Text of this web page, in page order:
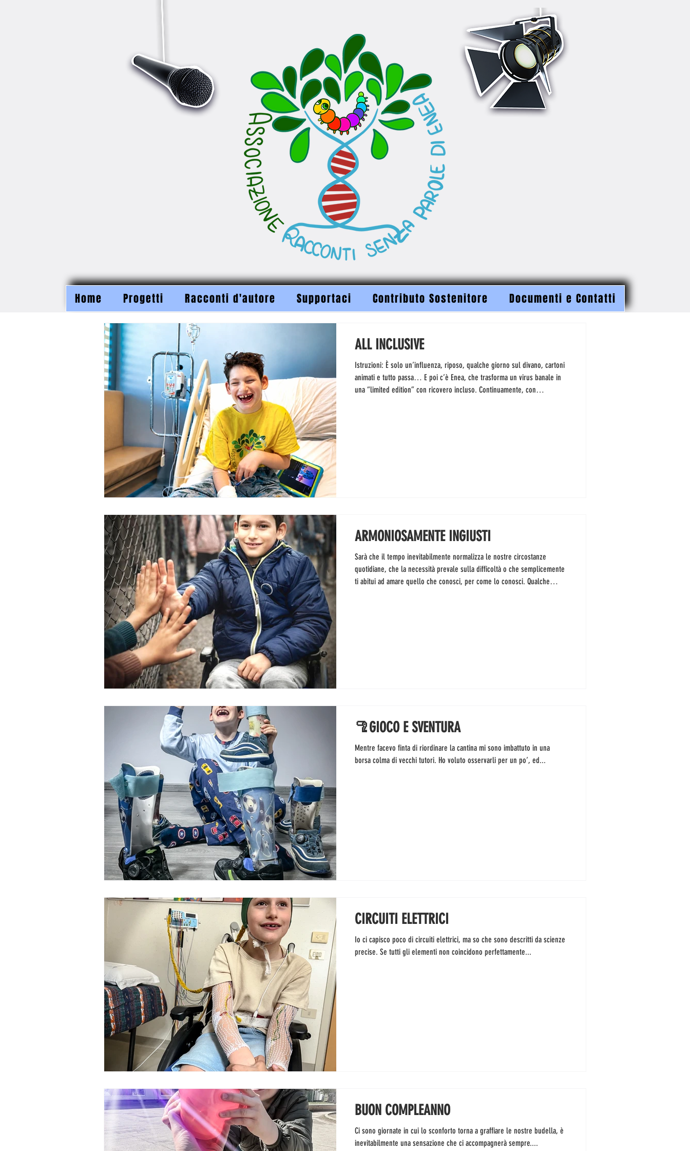
Home Progetti Racconti d'autore Supportaci Contributo Sostenitore Documenti e Contatti
ALL INCLUSIVE
Istruzioni: È solo un’influenza, riposo, qualche giorno sul divano, cartoni
animati e tutto passa… E poi c’è Enea, che trasforma un virus banale in
una “limited edition” con ricovero incluso. Continuamente, con
ARMONIOSAMENTE INGIUSTI
Sarà che il tempo inevitabilmente normalizza le nostre circostanze
quotidiane, che la necessità prevale sulla difficoltà o che semplicemente
ti abitui ad amare quello che conosci, per come lo conosci. Qualche
🦿GIOCO E SVENTURA
Mentre facevo finta di riordinare la cantina mi sono imbattuto in una
borsa colma di vecchi tutori. Ho voluto osservarli per un po’, ed...
CIRCUITI ELETTRICI
Io ci capisco poco di circuiti elettrici, ma so che sono descritti da scienze
precise. Se tutti gli elementi non coincidono perfettamente...
BUON COMPLEANNO
Ci sono giornate in cui lo sconforto torna a graffiare le nostre budella, è
inevitabilmente una sensazione che ci accompagnerà sempre....